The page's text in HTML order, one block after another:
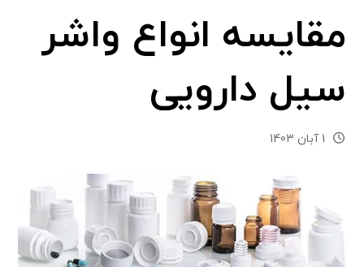
مقایسه انواع واشر
سیل دارویی
1 آبان 1403